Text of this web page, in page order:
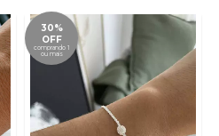
30%
OFF
comprando 1
ou mais